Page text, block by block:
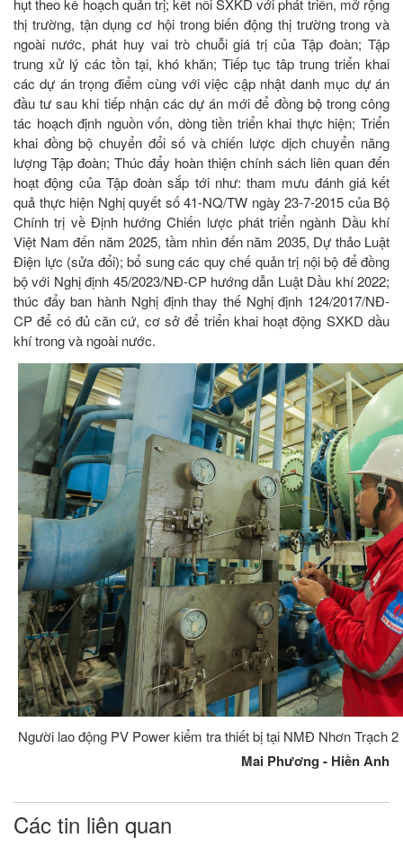
thị trường, tận dụng cơ hội trong biến động thị trường trong và
ngoài nước, phát huy vai trò chuỗi giá trị của Tập đoàn; Tập
trung xử lý các tồn tại, khó khăn; Tiếp tục tâp trung triển khai
các dự án trọng điểm cùng với việc cập nhật danh mục dự án
đầu tư sau khi tiếp nhận các dự án mới để đồng bộ trong công
tác hoạch định nguồn vốn, dòng tiền triển khai thực hiện; Triển
khai đồng bộ chuyển đổi số và chiến lược dịch chuyển năng
lượng Tập đoàn; Thúc đẩy hoàn thiện chính sách liên quan đến
hoạt động của Tập đoàn sắp tới như: tham mưu đánh giá kết
quả thực hiện Nghị quyết số 41-NQ/TW ngày 23-7-2015 của Bộ
Chính trị về Định hướng Chiến lược phát triển ngành Dầu khí
Việt Nam đến năm 2025, tầm nhìn đến năm 2035, Dự thảo Luật
Điện lực (sửa đổi); bổ sung các quy chế quản trị nội bộ để đồng
bộ với Nghị định 45/2023/NĐ-CP hướng dẫn Luật Dầu khí 2022;
thúc đẩy ban hành Nghị định thay thế Nghị định 124/2017/NĐ-
CP để có đủ căn cứ, cơ sở để triển khai hoạt động SXKD dầu
khí trong và ngoài nước.
Người lao động PV Power kiểm tra thiết bị tại NMĐ Nhơn Trạch 2
Mai Phương - Hiền Anh
Các tin liên quan